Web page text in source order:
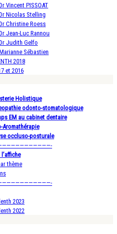
Vincent PISSOAT
Nicolas Stelling
Christine Roess
Jean-Luc Rannou
Judith Gelfo
Sébastien
2018
et 2016
Holistique
odonto-stomatologique
EM au cabinet dentaire
Aromathérapie
occluso-posturale
thème
2023
2022